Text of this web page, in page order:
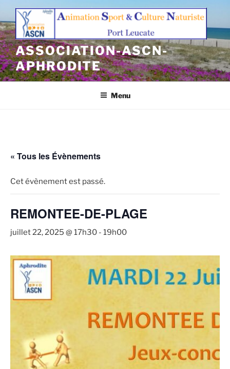
Aller
contenu
principal
ASSOCIATION-ASCN-
APHRODITE
Menu
« Tous les Évènements
Cet évènement est passé.
REMONTEE-DE-PLAGE
juillet 22, 2025 @ 17h30 - 19h00